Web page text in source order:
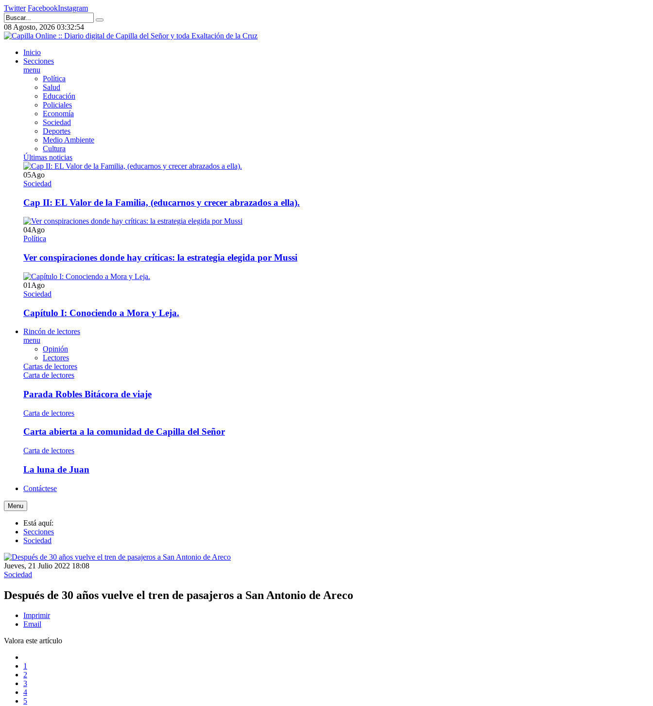
Twitter FacebookInstagram
08 Agosto, 2026 03:32:54
Inicio
Secciones
menu
Política
Salud
Educación
Policiales
Economía
Sociedad
Deportes
Medio Ambiente
Cultura
Últimas noticias
05Ago
Sociedad
Cap II: EL Valor de la Familia, (educarnos y crecer abrazados a ella).
04Ago
Política
Ver conspiraciones donde hay críticas: la estrategia elegida por Mussi
01 Ago
Sociedad
Capítulo I: Conociendo a Mora y Leja.
Rincón de lectores
menu
Opinión
Lectores
Cartas de lectores
Carta de lectores
Parada Robles Bitácora de viaje
Carta de lectores
Carta abierta a la comunidad de Capilla del Señor
Carta de lectores
La luna de Juan
Contáctese
Menu
Está aquí:
Secciones
Sociedad
Jueves, 21 Julio 2022 18:08
Sociedad
Después de 30 años vuelve el tren de pasajeros a San Antonio de Areco
Imprimir
Email
Valora este artículo
1
2
3
4
5